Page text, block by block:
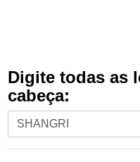
Digite todas as
cabeça:
Digite
todas